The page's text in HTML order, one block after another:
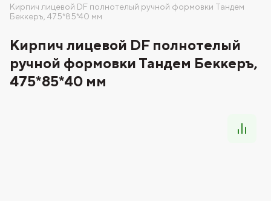
Кирпич лицевой DF полнотелый ручной формовки Тандем
Беккеръ, 475*85*40 мм
Кирпич лицевой DF полнотелый
ручной формовки Тандем Беккеръ,
475*85*40 мм